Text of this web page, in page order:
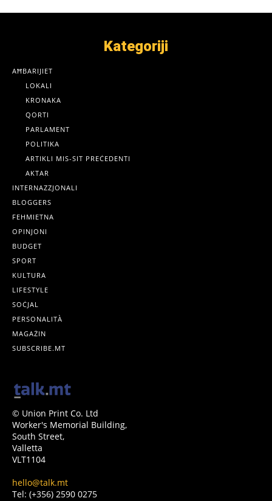
Kategoriji
AĦBARIJIET
LOKALI
KRONAKA
QORTI
PARLAMENT
POLITIKA
ARTIKLI MIS-SIT PREĊEDENTI
AKTAR
INTERNAZZJONALI
BLOGGERS
FEHMIETNA
OPINJONI
BUDGET
SPORT
KULTURA
LIFESTYLE
SOĊJAL
PERSONALITÀ
MAGAŻIN
SUBSCRIBE.MT
© Union Print Co. Ltd
Worker's Memorial Building,
South Street,
Valletta
VLT1104
hello@talk.mt
Tel: (+356) 2590 0275